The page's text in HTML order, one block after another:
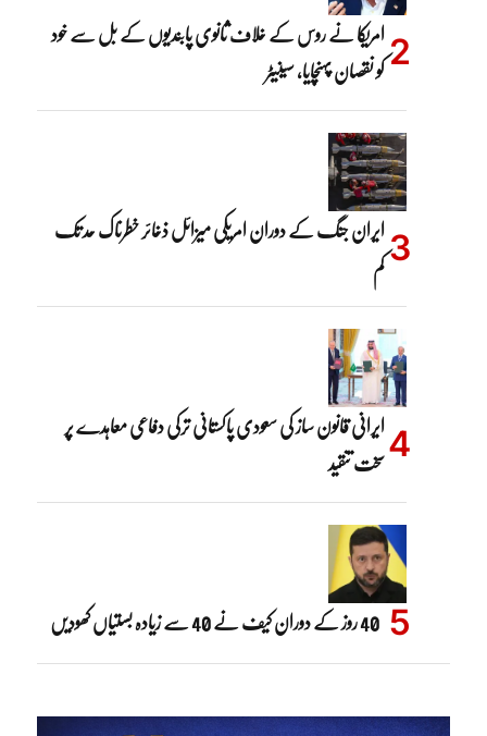
امریکا نے روس کے خلاف ثانوی پابندیوں کے بل سے خود
کو نقصان پہنچایا، سینیٹر
ایران جنگ کے دوران امریکی میزائل ذخائر خطرناک حد تک
کم
ایرانی قانون ساز کی سعودی پاکستانی ترکی دفاعی معاہدے پر
سخت تنقید
40 روز کے دوران کیف نے 40 سے زیادہ بستیاں کھودیں